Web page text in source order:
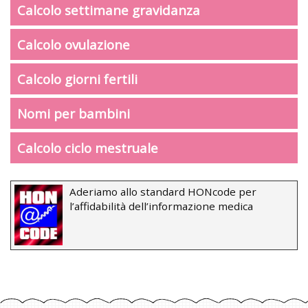
Calcolo settimane gravidanza
Calcolo ovulazione
Calcolo giorni fertili
Nomi per bambini
Calcolo ciclo mestruale
Aderiamo allo standard HONcode per
l’affidabilità dell’informazione medica